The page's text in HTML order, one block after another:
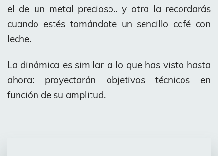
el de un metal precioso.. y otra la recordarás
cuando estés tomándote un sencillo café con
leche.
La dinámica es similar a lo que has visto hasta
ahora: proyectarán objetivos técnicos en
función de su amplitud.